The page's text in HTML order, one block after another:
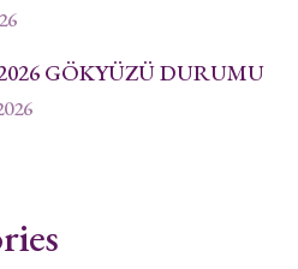
GÖKYÜZÜ DURUMU